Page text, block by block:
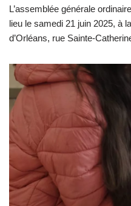
L’assemblée générale
lieu le samedi 21 juin 2025, à
d’Orléans, rue Sainte-